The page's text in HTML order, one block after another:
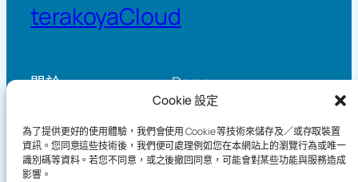
Cookie 設定
為了提供更好的使用體驗，我們會使用 Cookie 等技術來儲存及／或存取裝置
資訊。您同意這些技術後，我們便可處理例如您在本網站上的瀏覽行為或唯一
識別碼等資料。若您不同意，或之後撤回同意，可能會對某些功能與服務造成
影響。
terakoyaCloud
關於
Practice Log Timeline
Knowledge
Blog
Games
Demo
How It Works
Privacy Policy
Terms of Service